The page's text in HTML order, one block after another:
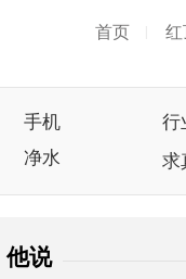
首页 红
手机
净水
行
求
他说